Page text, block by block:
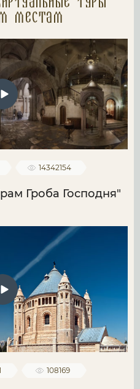
местам
14342154
Гроба Господня"
108169